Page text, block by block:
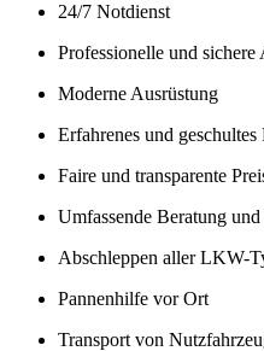
24/7 Notdienst
Professionelle und
Moderne Ausrüstung
Erfahrenes und geschultes
Faire und transparente
Umfassende Beratung
Abschleppen aller LKW-
Pannenhilfe vor Ort
Transport von